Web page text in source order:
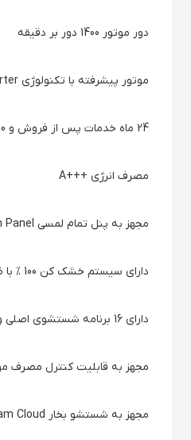
دور موتور 1400 دور بر دقیقه
موتور پیشرفته با تکنولوژی Direct Drive Inverter
24 ماه خدمات پس از فروش و 10 سال گارانتی موتور
مصرف انرژی +++A
مجهز به پنل تمام لمسی Full Touch Panel
دارای سیستم خشک کن 100 % با ظرفیت 6 کیلوگرم
دارای 16 برنامه شستشوی اصلی و 7 برنامه تکمیلی
مجهز به قابلیت کنترل مصرف
مجهز به شستشو بخار Steam Cloud